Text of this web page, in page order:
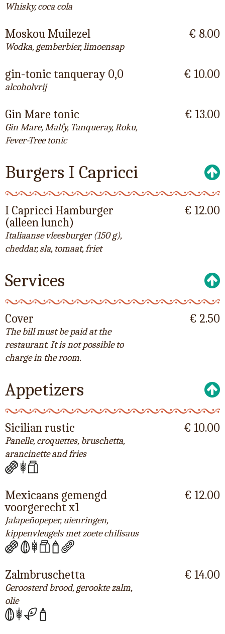
Whisky, coca cola
Moskou Muilezel
Wodka, gemberbier, limoensap
€ 8.00
gin-tonic tanqueray 0,0
alcoholvrij
€ 10.00
Gin Mare tonic
Gin Mare, Malfy, Tanqueray, Roku,
Fever-Tree tonic
€ 13.00
Burgers I Capricci
I Capricci Hamburger
(alleen lunch)
Italiaanse vleesburger (150 g),
cheddar, sla, tomaat, friet
€ 12.00
Services
Cover
The bill must be paid at the
restaurant. It is not possible to
charge in the room.
€ 2.50
Appetizers
Sicilian rustic
Panelle, croquettes, bruschetta,
arancinette and fries
€ 10.00
Mexicaans gemengd
voorgerecht x1
Jalapeñopeper, uienringen,
kippenvleugels met zoete chilisaus
€ 12.00
Zalmbruschetta
Geroosterd brood, gerookte zalm,
olie
€ 14.00